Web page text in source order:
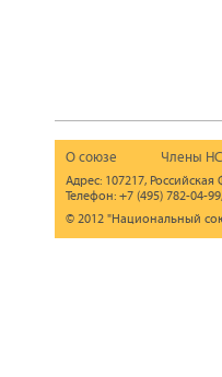
О союзе Члены
Адрес: 107217,
Телефон: +7 (495) 782-04-
© 2012 "Национальный